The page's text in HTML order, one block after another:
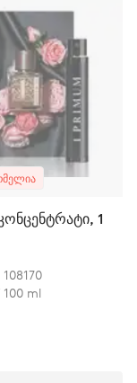
1
ml